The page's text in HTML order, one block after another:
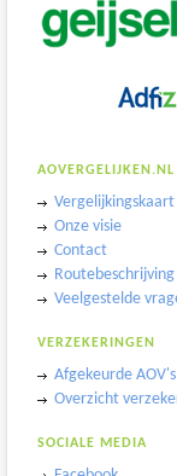
AOVERGELIJKEN.NL
Vergelijkingskaart
Onze visie
Contact
Routebeschrijving
Veelgestelde
VERZEKERINGEN
Afgekeurde AOV's
Overzicht
SOCIALE MEDIA